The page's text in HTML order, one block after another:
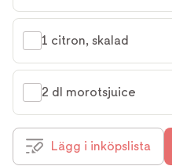
1 citron, skalad
2 dl morotsjuice
Lägg i inköpslista